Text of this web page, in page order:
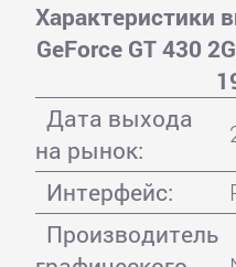
Характеристики
GeForce GT 430
Дата выхода
на рынок:
Интерфейс:
Производитель